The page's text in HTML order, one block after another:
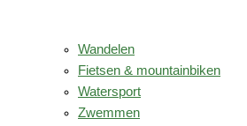
Wandelen
Fietsen & mountainbiken
Watersport
Zwemmen